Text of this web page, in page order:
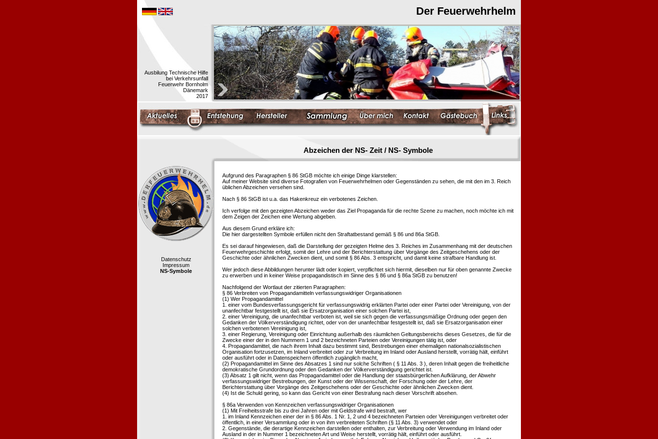
Der Feuerwehrhelm
Ausbilung Technische Hilfe
bei Verkehrsunfall
Feuerwehr Bornholm
Dänemark
2017
Abzeichen der NS- Zeit / NS- Symbole
Datenschutz
Impressum
NS-Symbole
Aufgrund des Paragraphen § 86 StGB möchte ich einige Dinge klarstellen:
Auf meiner Website sind diverse Fotografien von Feuerwehrhelmen oder Gegenständen zu sehen, die mit den im 3. Reich
üblichen Abzeichen versehen sind.
Nach § 86 StGB ist u.a. das Hakenkreuz ein verbotenes Zeichen.
Ich verfolge mit den gezeigten Abzeichen weder das Ziel Propaganda für die rechte Szene zu machen, noch möchte ich mit
dem Zeigen der Zeichen eine Wertung abgeben.
Aus diesem Grund erkläre ich:
Die hier dargestellten Symbole erfüllen nicht den Straftatbestand gemäß § 86 und 86a StGB.
Es sei darauf hingewiesen, daß die Darstellung der gezeigten Helme des 3. Reiches im Zusammenhang mit der deutschen
Feuerwehrgeschichte erfolgt, somit der Lehre und der Berichterstattung über Vorgänge des Zeitgeschehens oder der
Geschichte oder ähnlichen Zwecken dient, und somit § 86 Abs. 3 entspricht, und damit keine strafbare Handlung ist.
Wer jedoch diese Abbildungen herunter lädt oder kopiert, verpflichtet sich hiermit, dieselben nur für oben genannte Zwecke
zu erwerben und in keiner Weise propagandistisch im Sinne des § 86 und § 86a StGB zu benutzen!
Nachfolgend der Wortlaut der zitierten Paragraphen:
§ 86 Verbreiten von Propagandamitteln verfassungswidriger Organisationen
(1) Wer Propagandamittel
1. einer vom Bundesverfassungsgericht für verfassungswidrig erklärten Partei oder einer Partei oder Vereinigung, von der
unanfechtbar festgestellt ist, daß sie Ersatzorganisation einer solchen Partei ist,
2. einer Vereinigung, die unanfechtbar verboten ist, weil sie sich gegen die verfassungsmäßige Ordnung oder gegen den
Gedanken der Völkerverständigung richtet, oder von der unanfechtbar festgestellt ist, daß sie Ersatzorganisation einer
solchen verbotenen Vereinigung ist,
3. einer Regierung, Vereinigung oder Einrichtung außerhalb des räumlichen Geltungsbereichs dieses Gesetzes, die für die
Zwecke einer der in den Nummern 1 und 2 bezeichneten Parteien oder Vereinigungen tätig ist, oder
4. Propagandamittel, die nach ihrem Inhalt dazu bestimmt sind, Bestrebungen einer ehemaligen nationalsozialistischen
Organisation fortzusetzen, im Inland verbreitet oder zur Verbreitung im Inland oder Ausland herstellt, vorrätig hält, einführt
oder ausführt oder in Datenspeichern öffentlich zugänglich macht,
(2) Propagandamittel im Sinne des Absatzes 1 sind nur solche Schriften ( § 11 Abs. 3 ), deren Inhalt gegen die freiheitliche
demokratische Grundordnung oder den Gedanken der Völkerverständigung gerichtet ist.
(3) Absatz 1 gilt nicht, wenn das Propagandamittel oder die Handlung der staatsbürgerlichen Aufklärung, der Abwehr
verfassungswidriger Bestrebungen, der Kunst oder der Wissenschaft, der Forschung oder der Lehre, der
Berichterstattung über Vorgänge des Zeitgeschehens oder der Geschichte oder ähnlichen Zwecken dient.
(4) Ist die Schuld gering, so kann das Gericht von einer Bestrafung nach dieser Vorschrift absehen.
§ 86a Verwenden von Kennzeichen verfassungswidriger Organisationen
(1) Mit Freiheitsstrafe bis zu drei Jahren oder mit Geldstrafe wird bestraft, wer
1. im Inland Kennzeichen einer der in § 86 Abs. 1 Nr. 1, 2 und 4 bezeichneten Parteien oder Vereinigungen verbreitet oder
öffentlich, in einer Versammlung oder in von ihm verbreiteten Schriften (§ 11 Abs. 3) verwendet oder
2. Gegenstände, die derartige Kennzeichen darstellen oder enthalten, zur Verbreitung oder Verwendung im Inland oder
Ausland in der in Nummer 1 bezeichneten Art und Weise herstellt, vorrätig hält, einführt oder ausführt.